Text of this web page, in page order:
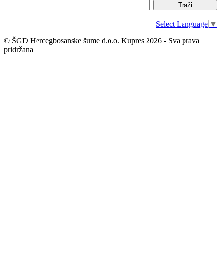
Select Language ▼
© ŠGD Hercegbosanske šume d.o.o. Kupres 2026 - Sva prava
pridržana